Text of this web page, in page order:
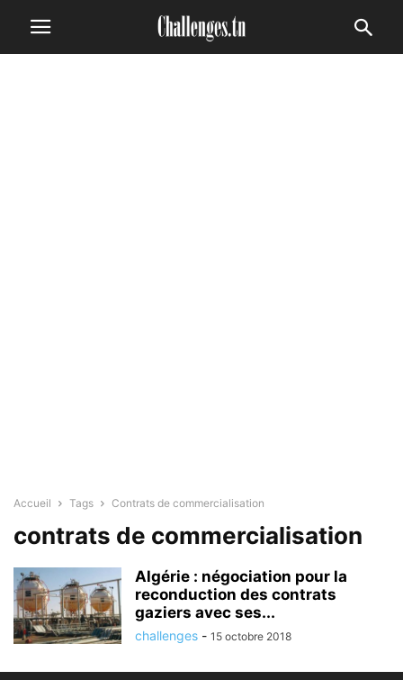
Accueil Tags Contrats de commercialisation
contrats de commercialisation
Algérie : négociation pour la
reconduction des contrats
gaziers avec ses...
challenges - 15 octobre 2018